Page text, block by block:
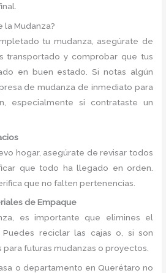
la Mudanza?
tu mudanza, asegúrate de
transportado y comprobar que tus
en buen estado. Si notas algún
de mudanza de inmediato para
especialmente si contrataste un
hogar, asegúrate de revisar todos
que todo ha llegado en orden.
que no falten pertenencias.
de Empaque
es importante que elimines el
reciclar las cajas o, si son
futuras mudanzas o proyectos.
o departamento en Querétaro no